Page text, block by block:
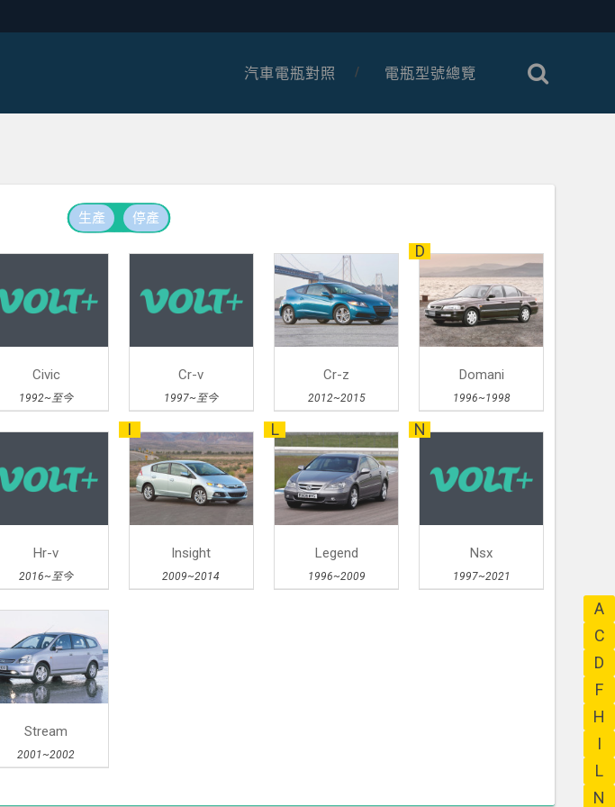
汽車電瓶對照 電瓶型號總覽
生產 停產
Civic
1992~至今
Cr-v
1997~至今
Cr-z
2012~2015
D
Domani
1996~1998
Hr-v
2016~至今
I
Insight
2009~2014
L
Legend
1996~2009
N
Nsx
1997~2021
Stream
2001~2002
A
C
D
F
H
I
L
N